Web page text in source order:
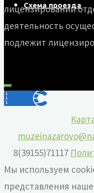
Схема проезда
лицензировании
деятельность
подлежит
8(39155)71117
Мы используем
представления